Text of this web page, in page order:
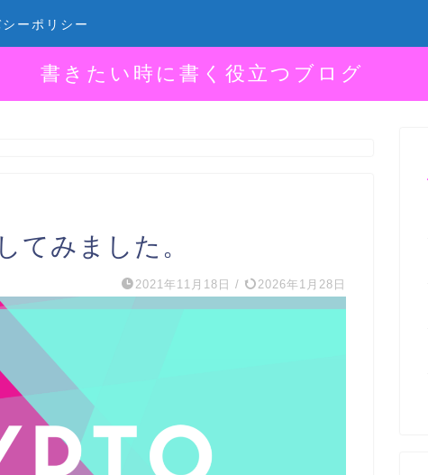
ーポリシー
書きたい時に書く役立つブログ
てみました。
2021年11月18日 / 2026年1月28日